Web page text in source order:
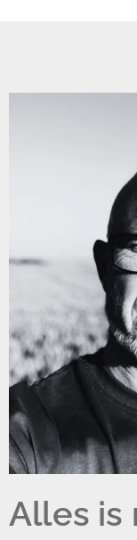
Alles is